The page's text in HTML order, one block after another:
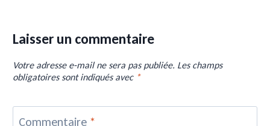
Laisser un commentaire
Votre adresse e-mail ne sera pas publiée. Les champs
obligatoires sont indiqués avec *
Commentaire *